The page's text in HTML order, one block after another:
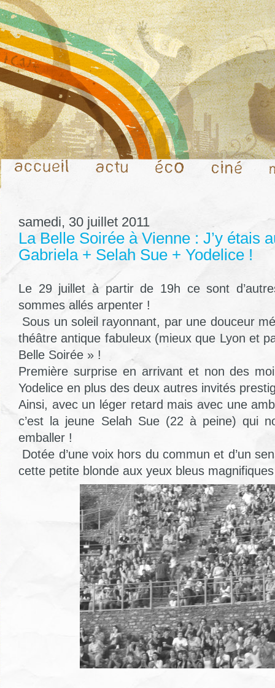
samedi, 30 juillet 2011
La Belle Soirée à Vienne : J’y étais
Gabriela + Selah Sue + Yodelice !
Le 29 juillet à partir de 19h ce sont
sommes allés arpenter !
Sous un soleil rayonnant, par une douceur
théâtre antique fabuleux (mieux que Lyon et
Belle Soirée » !
Première surprise en arrivant et non des
Yodelice en plus des deux autres invités
Ainsi, avec un léger retard mais avec une
c’est la jeune Selah Sue (22 à peine) qui
emballer !
Dotée d’une voix hors du commun et d’un
cette petite blonde aux yeux bleus